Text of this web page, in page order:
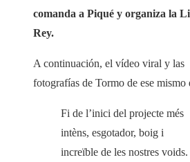
comanda a Piqué y organiza la
Rey.
A continuación, el vídeo viral y las
fotografías de Tormo de ese mismo
Fi de l’inici del projecte més
intèns, esgotador, boig i
increïble de les nostres voids.